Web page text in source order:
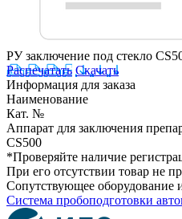
РУ заключение под стекло
Распечатать Скачать
Информация для заказа
Наименование
Кат. №
Аппарат для заключения
CS500
*Проверяйте наличие
При его отсутствии товар не
Сопутствующее оборудование
Система пробоподготовки